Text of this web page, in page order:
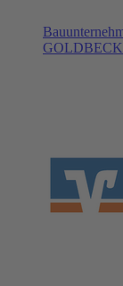
GOLDBECK